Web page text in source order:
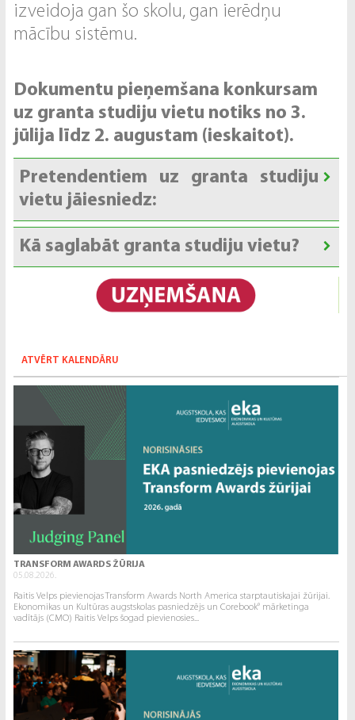
izveidoja gan šo skolu, gan ierēdņu
mācību sistēmu.
Dokumentu pieņemšana konkursam
uz granta studiju vietu notiks no 3.
jūlija līdz 2. augustam (ieskaitot).
Pretendentiem uz granta studiju
vietu jāiesniedz:
Kā saglabāt granta studiju vietu?
ATVĒRT KALENDĀRU
TRANSFORM AWARDS ŽŪRIJA
05.08.2026.
Raitis Velps pievienojas Transform Awards North America starptautiskajai žūrijai.
Ekonomikas un Kultūras augstskolas pasniedzējs un Corebook° mārketinga
vadītājs (CMO) Raitis Velps šogad pievienosies...